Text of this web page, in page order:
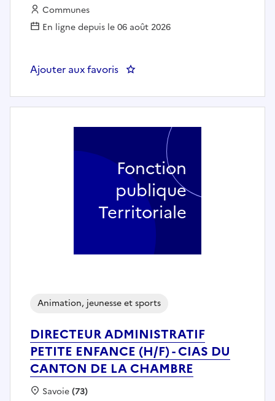
Employeur :
Communes
En ligne depuis le 06 août 2026
Ajouter aux favoris : CHAUFFEUR/RIPEUR (H/F) -
DIRECTEUR ADMINISTRATIF
PETITE ENFANCE (H/F) - CIAS DU
CANTON DE LA CHAMBRE
Animation, jeunesse et sports
Localisation :
Savoie(73)
Fonction
publique
Territoriale